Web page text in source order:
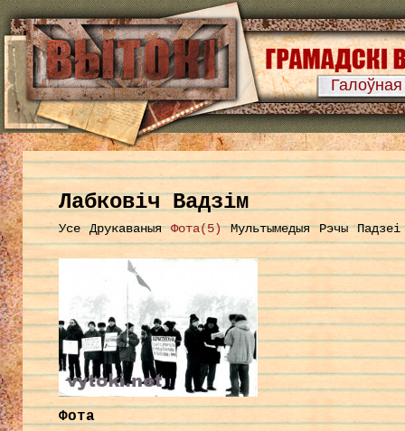
Галоўная
Лабковіч Вадзім
Усе Друкаваныя Фота(5) Мультымедыя Рэчы Падзеі
Фота